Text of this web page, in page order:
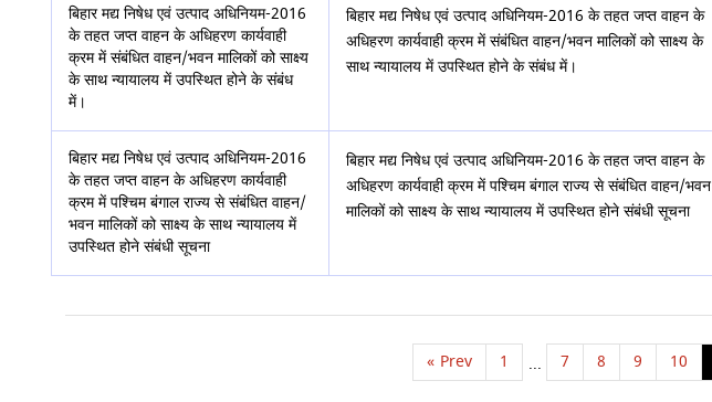
बिहार मद्य निषेध एवं उत्पाद अधिनियम-2016
के तहत जप्त वाहन के अधिहरण कार्यवाही
क्रम में संबंधित वाहन/भवन मालिकों को साक्ष्य
के साथ न्यायालय में उपस्थित होने के संबंध
में।
बिहार मद्य निषेध एवं उत्पाद अधिनियम-2016 के तहत जप्त वाहन के
अधिहरण कार्यवाही क्रम में संबंधित वाहन/भवन मालिकों को साक्ष्य के
साथ न्यायालय में उपस्थित होने के संबंध में।
बिहार मद्य निषेध एवं उत्पाद अधिनियम-2016
के तहत जप्त वाहन के अधिहरण कार्यवाही
क्रम में पश्चिम बंगाल राज्य से संबंधित वाहन/
भवन मालिकों को साक्ष्य के साथ न्यायालय में
उपस्थित होने संबंधी सूचना
बिहार मद्य निषेध एवं उत्पाद अधिनियम-2016 के तहत जप्त वाहन के
अधिहरण कार्यवाही क्रम में पश्चिम बंगाल राज्य से संबंधित वाहन/भवन
मालिकों को साक्ष्य के साथ न्यायालय में उपस्थित होने संबंधी सूचना
« Prev 1 ... 7 8 9 10